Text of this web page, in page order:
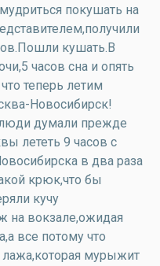
покушать на
кушать.В
часов сна и опять
теперь летим
Новосибирск!
люди думали прежде
лететь 9 часов с
в два раза
крюк,что бы
кучу
на вокзале,ожидая
все потому что
лажа,которая мурыжит